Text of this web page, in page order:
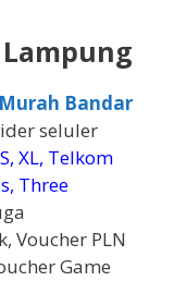
Bandar
seluler
XL, Telkom
Three
Voucher PLN
Game